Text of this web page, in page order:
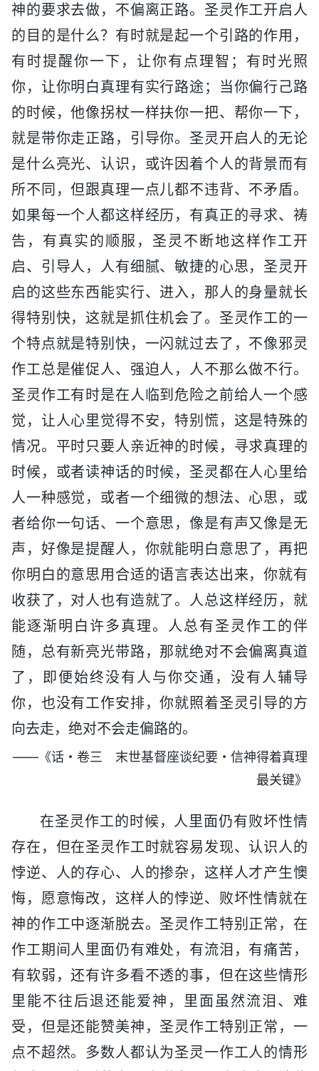
神的要求去做，不偏离正路。圣灵作工开启人
的目的是什么？有时就是起一个引路的作用，
有时提醒你一下，让你有点理智；有时光照
你，让你明白真理有实行路途；当你偏行己路
的时候，他像拐杖一样扶你一把、帮你一下，
就是带你走正路，引导你。圣灵开启人的无论
是什么亮光、认识，或许因着个人的背景而有
所不同，但跟真理一点儿都不违背、不矛盾。
如果每一个人都这样经历，有真正的寻求、祷
告，有真实的顺服，圣灵不断地这样作工开
启、引导人，人有细腻、敏捷的心思，圣灵开
启的这些东西能实行、进入，那人的身量就长
得特别快，这就是抓住机会了。圣灵作工的一
个特点就是特别快，一闪就过去了，不像邪灵
作工总是催促人、强迫人，人不那么做不行。
圣灵作工有时是在人临到危险之前给人一个感
觉，让人心里觉得不安，特别慌，这是特殊的
情况。平时只要人亲近神的时候，寻求真理的
时候，或者读神话的时候，圣灵都在人心里给
人一种感觉，或者一个细微的想法、心思，或
者给你一句话、一个意思，像是有声又像是无
声，好像是提醒人，你就能明白意思了，再把
你明白的意思用合适的语言表达出来，你就有
收获了，对人也有造就了。人总这样经历，就
能逐渐明白许多真理。人总有圣灵作工的伴
随，总有新亮光带路，那就绝对不会偏离真道
了，即便始终没有人与你交通，没有人辅导
你，也没有工作安排，你就照着圣灵引导的方
向去走，绝对不会走偏路的。
——《话・卷三 末世基督座谈纪要・信神得着真理
最关键》
在圣灵作工的时候，人里面仍有败坏性情
存在，但在圣灵作工时就容易发现、认识人的
悖逆、人的存心、人的掺杂，这样人才产生懊
悔，愿意悔改，这样人的悖逆、败坏性情就在
神的作工中逐渐脱去。圣灵作工特别正常，在
作工期间人里面仍有难处，有流泪，有痛苦，
有软弱，还有许多看不透的事，但在这些情形
里能不往后退还能爱神，里面虽然流泪、难
受，但是还能赞美神，圣灵作工特别正常，一
点不超然。多数人都认为圣灵一作工人的情形